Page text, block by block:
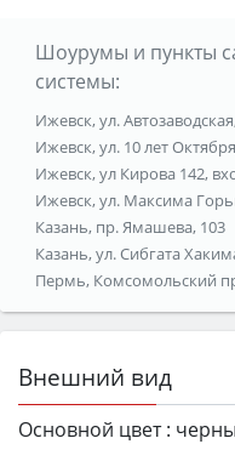
Шоурумы и пункты
системы:
Ижевск, ул.
Ижевск, ул. 10 лет
Ижевск, ул Кирова 142,
Ижевск, ул. Максима
Казань, пр. Ямашева, 103
Казань, ул. Сибгата
Пермь, Комсомольский
Внешний вид
Основной цвет :